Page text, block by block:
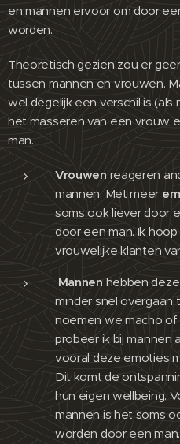
en mannen ervoor om door
worden.
Theoretisch gezien zou er
tussen mannen en vrouwen.
wel degelijk een verschil is (als
het masseren van een vrouw
man.
Vrouwen reageren
mannen. Met meer
soms ook liever door
door een man. Ik
vrouwelijke klanten
Mannen hebben deze
minder snel overgaan
noemen we macho of
probeer ik bij mannen
vooral deze emoties
Dit komt de
hun eigen wellbeing.
mannen is het soms
worden door een